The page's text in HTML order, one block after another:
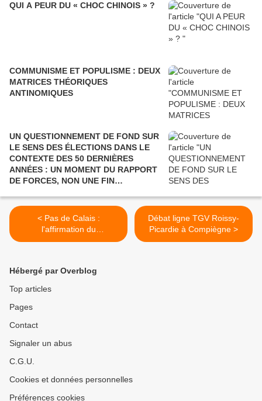
QUI A PEUR DU « CHOC CHINOIS » ?
COMMUNISME ET POPULISME : DEUX
MATRICES THÉORIQUES
ANTINOMIQUES
UN QUESTIONNEMENT DE FOND SUR
LE SENS DES ÉLECTIONS DANS LE
CONTEXTE DES 50 DERNIÈRES
ANNÉES : UN MOMENT DU RAPPORT
DE FORCES, NON UNE FIN
< Pas de Calais :
l'affirmation du
communisme
Débat ligne TGV Roissy-
Picardie à Compiègne >
Hébergé par Overblog
Top articles
Pages
Contact
Signaler un abus
C.G.U.
Cookies et données personnelles
Préférences cookies